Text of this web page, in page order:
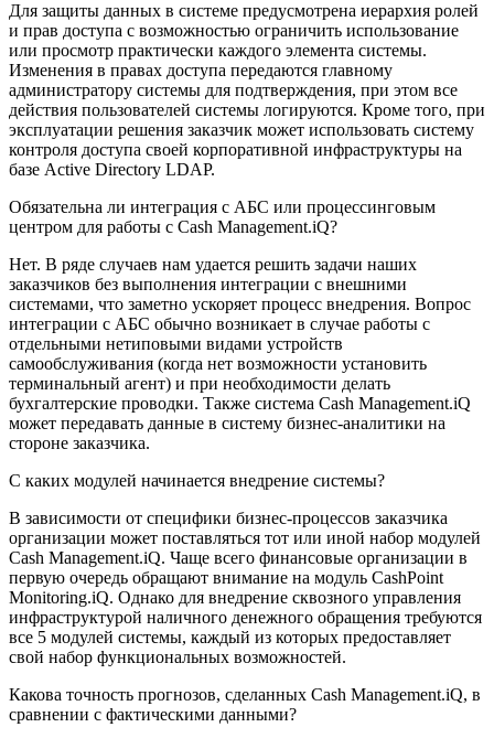
Для защиты данных в системе предусмотрена иерархия ролей
и прав доступа с возможностью ограничить использование
или просмотр практически каждого элемента системы.
Изменения в правах доступа передаются главному
администратору системы для подтверждения, при этом все
действия пользователей системы логируются. Кроме того, при
эксплуатации решения заказчик может использовать систему
контроля доступа своей корпоративной инфраструктуры на
базе Active Directory LDAP.
Обязательна ли интеграция с АБС или процессинговым
центром для работы с Cash Management.iQ?
Нет. В ряде случаев нам удается решить задачи наших
заказчиков без выполнения интеграции с внешними
системами, что заметно ускоряет процесс внедрения. Вопрос
интеграции с АБС обычно возникает в случае работы с
отдельными нетиповыми видами устройств
самообслуживания (когда нет возможности установить
терминальный агент) и при необходимости делать
бухгалтерские проводки. Также система Cash Management.iQ
может передавать данные в систему бизнес-аналитики на
стороне заказчика.
С каких модулей начинается внедрение системы?
В зависимости от специфики бизнес-процессов заказчика
организации может поставляться тот или иной набор модулей
Cash Management.iQ. Чаще всего финансовые организации в
первую очередь обращают внимание на модуль CashPoint
Monitoring.iQ. Однако для внедрение сквозного управления
инфраструктурой наличного денежного обращения требуются
все 5 модулей системы, каждый из которых предоставляет
свой набор функциональных возможностей.
Какова точность прогнозов, сделанных Cash Management.iQ, в
сравнении с фактическими данными?